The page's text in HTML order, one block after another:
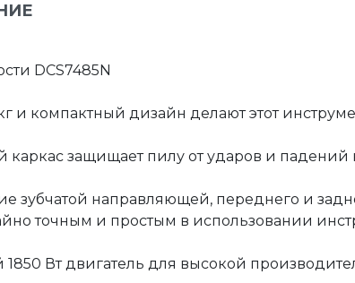
DCS7485N
кг и компактный дизайн делают этот
каркас защищает пилу от ударов и
зубчатой направляющей, переднего и
точным и простым в использовании
Вт двигатель для высокой